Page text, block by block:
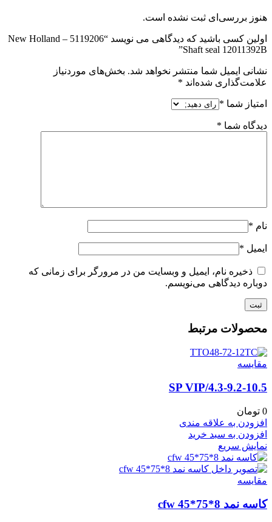
هنوز بررسی‌ای ثبت نشده است.
اولین کسی باشید که دیدگاهی می نویسد “5119206 New Holland –
Shaft seal 12011392B”
نشانی ایمیل شما منتشر نخواهد شد. بخش‌های موردنیاز
علامت‌گذاری شده‌اند *
امتیاز شما *
دیدگاه شما *
نام *
ایمیل *
ذخیره نام، ایمیل و وبسایت من در مرورگر برای زمانی که
دوباره دیدگاهی می‌نویسم.
محصولات مرتبط
مقايسه
4.3-9.2-10.5/SP VIP
0 تومان
افزودن به علاقه مندی
افزودن به سبد خرید
نمایش سریع
مقايسه
کاسه نمد cfw 45*75*8